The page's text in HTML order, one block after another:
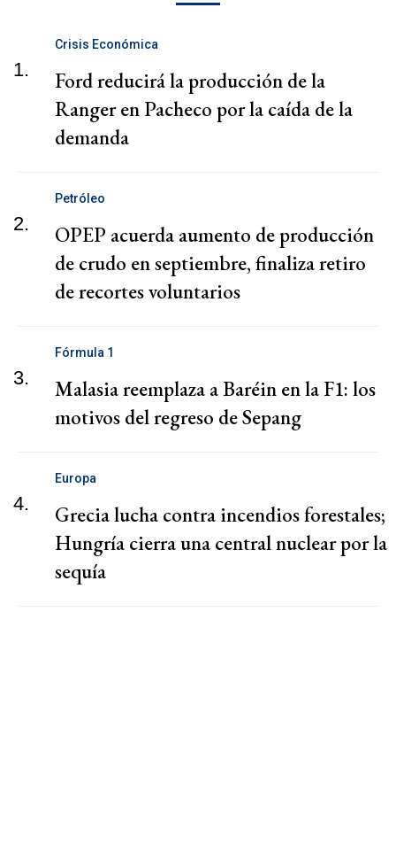
1.
Crisis Económica
Ford reducirá la producción de la
Ranger en Pacheco por la caída de la
demanda
2.
Petróleo
OPEP acuerda aumento de producción
de crudo en septiembre, finaliza retiro
de recortes voluntarios
3.
Fórmula 1
Malasia reemplaza a Baréin en la F1: los
motivos del regreso de Sepang
4.
Europa
Grecia lucha contra incendios forestales;
Hungría cierra una central nuclear por la
sequía